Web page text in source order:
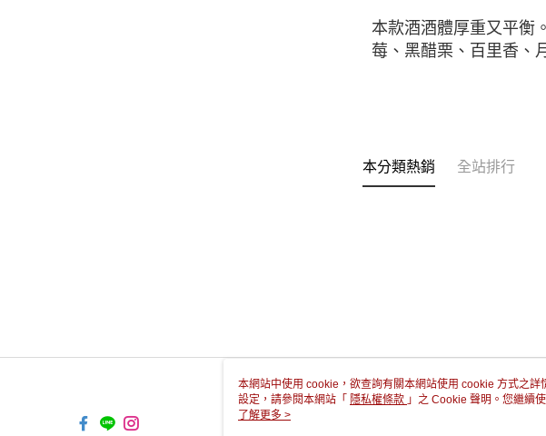
本款酒酒體厚重又平衡
莓、黑醋栗、百里香、
本分類熱銷 全站排行
關於我們
本網站中使用 cookie，欲查詢有關本網站使用 cookie 方式之
設定，請參閱本網站「 隱私權條款 」之 Cookie 聲明。您繼續
使用 cookie。
了解更多 >